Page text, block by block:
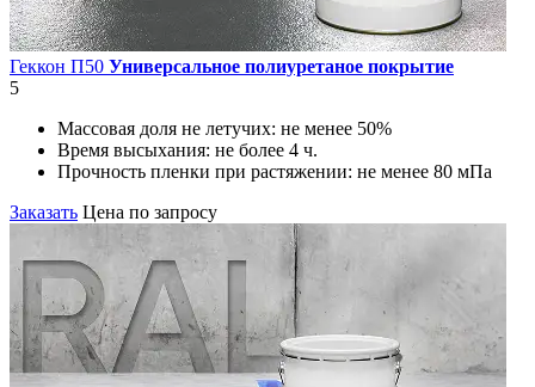
Геккон П50 Универсальное полиуретаное покрытие
5
Массовая доля не летучих: не менее 50%
Время высыхания: не более 4 ч.
Прочность пленки при растяжении: не менее 80 мПа
Заказать Цена по запросу